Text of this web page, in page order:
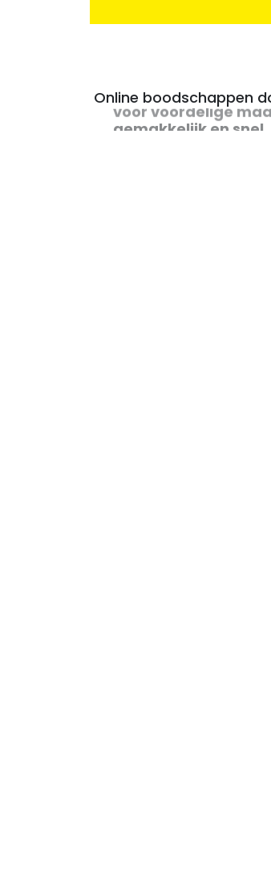
Online boodschappen
voor voordelige